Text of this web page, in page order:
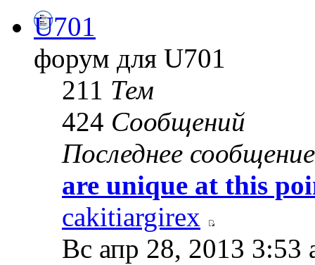
U701
форум для U701
211 Тем
424 Сообщений
Последнее сообщение
are unique at this
cakitiargirex
Вс апр 28, 2013 3:53